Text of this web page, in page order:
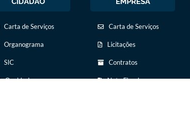
Carta de Serviços
Organograma
SIC
Ouvidoria
Carta de Serviços
Licitações
Contratos
Nota Fiscal